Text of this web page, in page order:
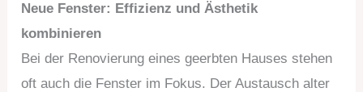
Neue Fenster: Effizienz und Ästhetik
kombinieren
Bei der Renovierung eines geerbten Hauses stehen
oft auch die Fenster im Fokus. Der Austausch alter